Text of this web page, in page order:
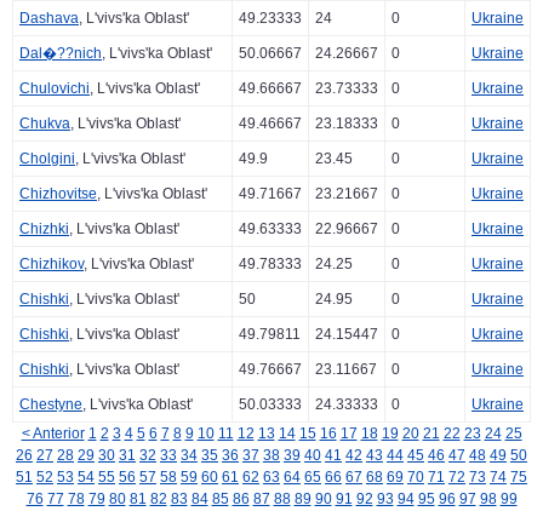
Dashava, L'vivs'ka Oblast' 49.23333 24 0 Ukraine
Dal�??nich, L'vivs'ka Oblast' 50.06667 24.26667 0 Ukraine
Chulovichi, L'vivs'ka Oblast' 49.66667 23.73333 0 Ukraine
Chukva, L'vivs'ka Oblast' 49.46667 23.18333 0 Ukraine
Cholgini, L'vivs'ka Oblast' 49.9 23.45 0 Ukraine
Chizhovitse, L'vivs'ka Oblast' 49.71667 23.21667 0 Ukraine
Chizhki, L'vivs'ka Oblast' 49.63333 22.96667 0 Ukraine
Chizhikov, L'vivs'ka Oblast' 49.78333 24.25 0 Ukraine
Chishki, L'vivs'ka Oblast' 50 24.95 0 Ukraine
Chishki, L'vivs'ka Oblast' 49.79811 24.15447 0 Ukraine
Chishki, L'vivs'ka Oblast' 49.76667 23.11667 0 Ukraine
Chestyne, L'vivs'ka Oblast' 50.03333 24.33333 0
Ukraine
< Anterior 1 2 3 4 5 6 7 8 9 10 11 12 13 14 15 16 17 18 19 20 21 22 23 24 25
26 27 28 29 30 31 32 33 34 35 36 37 38 39 40 41 42 43 44 45 46 47 48 49 50
51 52 53 54 55 56 57 58 59 60 61 62 63 64 65 66 67 68 69 70 71 72 73 74 75
76 77 78 79 80 81 82 83 84 85 86 87 88 89 90 91 92 93 94 95 96 97 98 99